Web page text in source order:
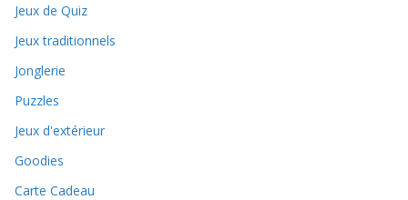
Jeux de Quiz
Jeux traditionnels
Jonglerie
Puzzles
Jeux d'extérieur
Goodies
Carte Cadeau